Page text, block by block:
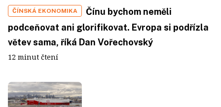
ČÍNSKÁ EKONOMIKA
Čínu bychom neměli
podceňovat ani glorifikovat. Evropa si podřízla
větev sama, říká Dan Vořechovský
12 minut čtení